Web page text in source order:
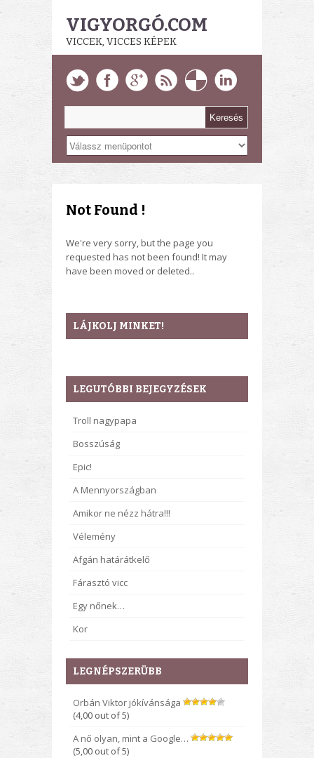
VIGYORGÓ.COM
VICCEK, VICCES KÉPEK
Not Found !
We're very sorry, but the page you
requested has not been found! It may
have been moved or deleted..
LÁJKOLJ MINKET!
LEGUTÓBBI BEJEGYZÉSEK
Troll nagypapa
Bosszúság
Epic!
A Mennyországban
Amikor ne nézz hátra!!!
Vélemény
Afgán határátkelő
Fárasztó vicc
Egy nőnek…
Kor
LEGNÉPSZERÜBB
Orbán Viktor jókívánsága
(4,00 out of 5)
A nő olyan, mint a Google…
(5,00 out of 5)